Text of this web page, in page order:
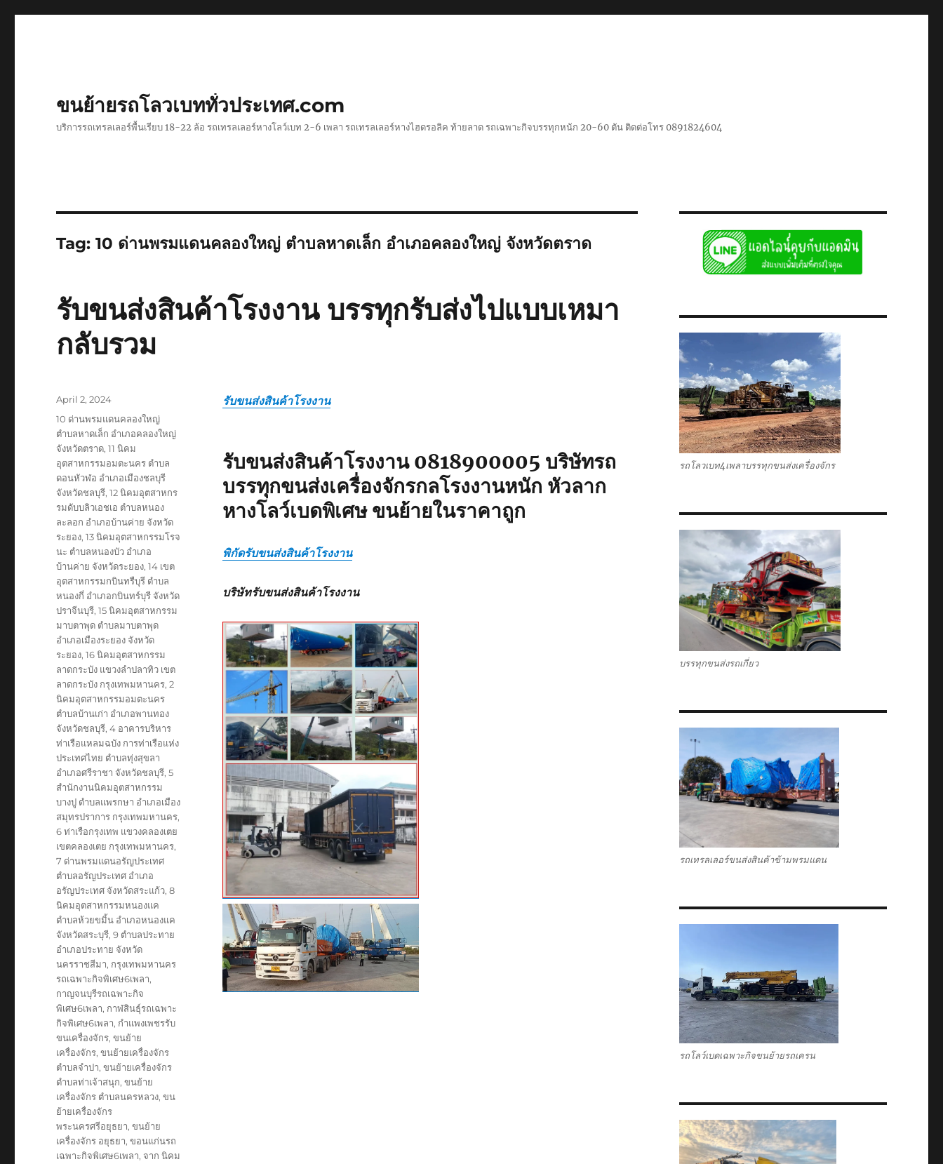
ขนย้ายรถโลวเบททั่วประเทศ.com
บริการรถเทรลเลอร์พื้นเรียบ 18-22 ล้อ รถเทรลเลอร์หางโลว์เบท 2-6 เพลา รถเทรลเลอร์หางไฮดรอลิค ท้ายลาด รถเฉพาะกิจบรรทุกหนัก 20-60 ตัน ติดต่อโทร 0891824604
Tag:10 ด่านพรมแดนคลองใหญ่ ตำบลหาดเล็ก อำเภอคลองใหญ่ จังหวัดตราด
รับขนส่งสินค้าโรงงาน บรรทุกรับส่งไปแบบเหมา
กลับรวม
รับขนส่งสินค้าโรงงาน
รับขนส่งสินค้าโรงงาน 0818900005 บริษัทรถ
บรรทุกขนส่งเครื่องจักรกลโรงงานหนัก หัวลาก
หางโลว์เบดพิเศษ ขนย้ายในราคาถูก
พิกัดรับขนส่งสินค้าโรงงาน
บริษัทรับขนส่งสินค้าโรงงาน
Posted
April 2, 2024
Tags
10 ด่านพรมแดนคลองใหญ่
ตำบลหาดเล็ก อำเภอคลองใหญ่
จังหวัดตราด,11 นิคม
อุตสาหกรรมอมตะนคร ตำบล
ดอนหัวฬอ อำเภอเมืองชลบุรี
จังหวัดชลบุรี,12 นิคมอุตสาหกร
รมดับบลิวเอชเอ ตำบลหนอง
ละลอก อำเภอบ้านค่าย จังหวัด
ระยอง,13 นิคมอุตสาหกรรมโรจ
นะ ตำบลหนองบัว อำเภอ
บ้านค่าย จังหวัดระยอง,14 เขต
อุตสาหกรรมกบินทรืบุรี ตำบล
หนองกี่ อำเภอกบินทร์บุรี จังหวัด
ปราจีนบุรี,15 นิคมอุตสาหกรรม
มาบตาพุด ตำบลมาบตาพุด
อำเภอเมืองระยอง จังหวัด
ระยอง,16 นิคมอุตสาหกรรม
ลาดกระบัง แขวงลำปลาทิว เขต
ลาดกระบัง กรุงเทพมหานคร,2
นิคมอุตสาหกรรมอมตะนคร
ตำบลบ้านเก่า อำเภอพานทอง
จังหวัดชลบุรี,4 อาคารบริหาร
ท่าเรือแหลมฉบัง การท่าเรือแห่ง
ประเทศไทย ตำบลทุ่งสุขลา
อำเภอศรีราชา จังหวัดชลบุรี,5
สำนักงานนิคมอุตสาหกรรม
บางปู ตำบลแพรกษา อำเภอเมือง
สมุทรปราการ กรุงเทพมหานคร,
6 ท่าเรือกรุงเทพ แขวงคลองเตย
เขตคลองเตย กรุงเทพมหานคร,
7 ด่านพรมแดนอรัญประเทศ
ตำบลอรัญประเทศ อำเภอ
อรัญประเทศ จังหวัดสระแก้ว,8
นิคมอุตสาหกรรมหนองแค
ตำบลห้วยขมิ้น อำเภอหนองแค
จังหวัดสระบุรี,9 ตำบลประทาย
อำเภอประทาย จังหวัด
นครราชสีมา, กรุงเทพมหานคร
รถเฉพาะกิจพิเศษ6เพลา,
กาญจนบุรีรถเฉพาะกิจ
พิเศษ6เพลา, กาฬสินธุ์รถเฉพาะ
กิจพิเศษ6เพลา, กำแพงเพชรรับ
ขนเครื่องจักร,ขนย้าย
เครื่องจักร,ขนย้ายเครื่องจักร
ตำบลจำปา,ขนย้ายเครื่องจักร
ตำบลท่าเจ้าสนุก,ขนย้าย
เครื่องจักร ตำบลนครหลวง,ขน
ย้ายเครื่องจักร
พระนครศรีอยุธยา,ขนย้าย
เครื่องจักร อยุธยา,ขอนแก่นรถ
เฉพาะกิจพิเศษ6เพลา, จาก นิคม
รถโลวเบท4เพลาบรรทุกขนส่งเครื่องจักร
บรรทุกขนส่งรถเกี่ยว
รถเทรลเลอร์ขนส่งสินค้าข้ามพรมแดน
รถโลว์เบดเฉพาะกิจขนย้ายรถเครน